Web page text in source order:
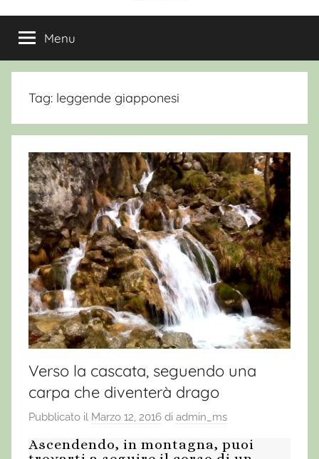
Menu
Tag: leggende giapponesi
Verso la cascata, seguendo una
carpa che diventerà drago
Pubblicato il Marzo 12, 2016 di admin_ms
Ascendendo, in montagna, puoi